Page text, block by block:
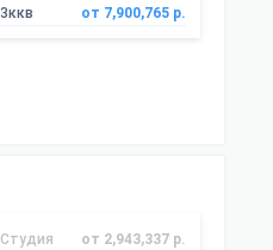
3ккв
от 7,900,765 р.
Студия
от 2,943,337 р.